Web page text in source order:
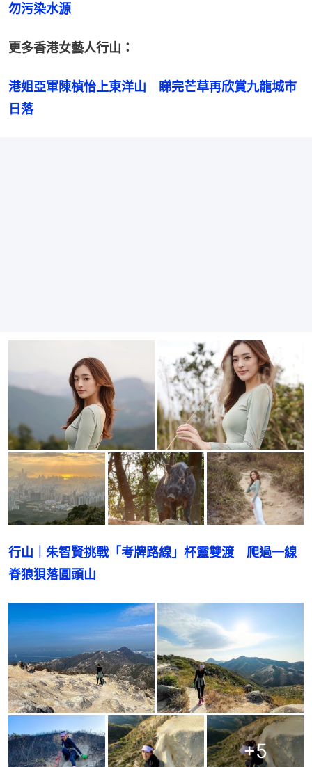
勿污染水源
更多香港女藝人行山：
港姐亞軍陳楨怡上東洋山　睇完芒草再欣賞九龍城市
日落
行山｜朱智賢挑戰「考牌路線」杯靈雙渡　爬過一線
脊狼狽落圓頭山
+5